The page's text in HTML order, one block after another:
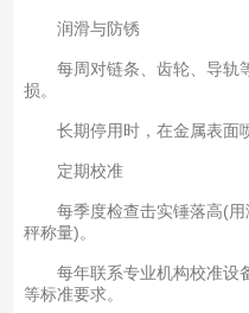
润滑与防锈
每周对链条、齿轮、导轨
损。
长期停用时，在金属表面喷
定期校准
每季度检查击实锤落高(用
秤称量)。
每年联系专业机构校准设
等标准要求。